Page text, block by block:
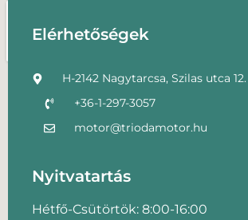
Elérhetőségek
H-2142 Nagytarcsa, Szilas utca 12.
+36-1-297-3057
motor@triodamotor.hu
Nyitvatartás
Hétfő-Csütörtök: 8:00-16:00